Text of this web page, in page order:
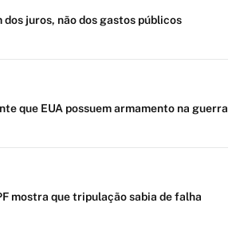
juros, não dos gastos públicos
que EUA possuem armamento na guerra
mostra que tripulação sabia de falha